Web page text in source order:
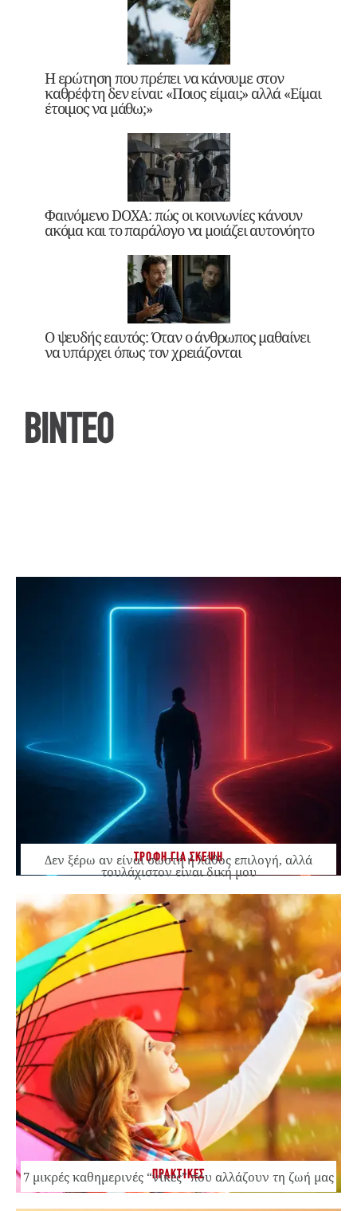
Η ερώτηση που πρέπει να κάνουμε στον
καθρέφτη δεν είναι: «Ποιος είμαι;» αλλά «Είμαι
έτοιμος να μάθω;»
Φαινόμενο DOXA: πώς οι κοινωνίες κάνουν
ακόμα και το παράλογο να μοιάζει αυτονόητο
Ο ψευδής εαυτός: Όταν ο άνθρωπος μαθαίνει
να υπάρχει όπως τον χρειάζονται
ΒΙΝΤΕΟ
ΤΡΟΦΗ ΓΙΑ ΣΚΕΨΗ
Δεν ξέρω αν είναι σωστή ή λάθος επιλογή, αλλά
τουλάχιστον είναι δική μου
ΠΡΑΚΤΙΚΕΣ
7 μικρές καθημερινές “νίκες” που αλλάζουν τη ζωή μας